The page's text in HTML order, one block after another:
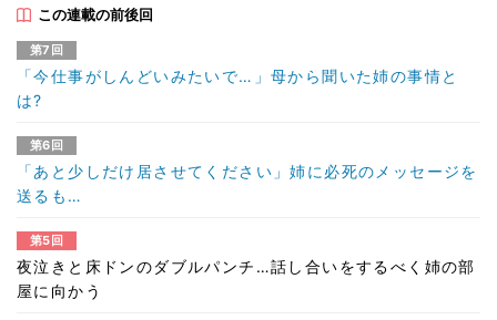
この連載の前後回
第7回
「今仕事がしんどいみたいで…」母から聞いた姉の事情と
は?
第6回
「あと少しだけ居させてください」姉に必死のメッセージを
送るも…
第5回
夜泣きと床ドンのダブルパンチ…話し合いをするべく姉の部
屋に向かう